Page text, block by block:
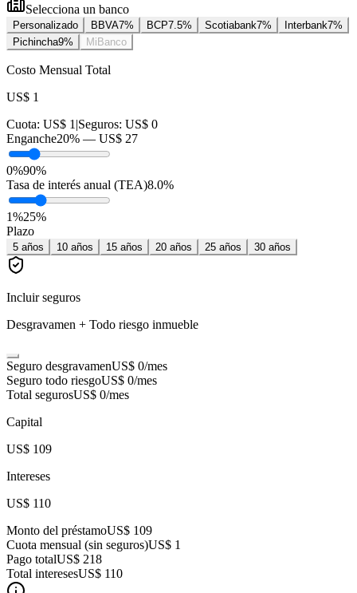
Selecciona un banco
Personalizado BBVA7% BCP7.5% Scotiabank7% Interbank7%
Pichincha9% MiBanco
Costo Mensual Total
US$ 1
Cuota: US$ 1 |Seguros: US$ 0
Enganche20% — US$ 27
0%90%
Tasa de interés anual (TEA)8.0%
1%25%
Plazo
5 años 10 años 15 años 20 años 25 años 30 años
Incluir seguros
Desgravamen + Todo riesgo inmueble
Seguro desgravamenUS$ 0/mes
Seguro todo riesgoUS$ 0/mes
Total segurosUS$ 0/mes
Capital
US$ 109
Intereses
US$ 110
Monto del préstamoUS$ 109
Cuota mensual (sin seguros)US$ 1
Pago totalUS$ 218
Total interesesUS$ 110